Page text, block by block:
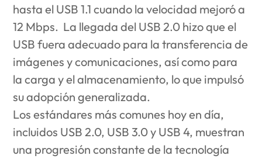
hasta el USB 1.1 cuando la velocidad mejoró a
12 Mbps. La llegada del USB 2.0 hizo que el
USB fuera adecuado para la transferencia de
imágenes y comunicaciones, así como para
la carga y el almacenamiento, lo que impulsó
su adopción generalizada.
Los estándares más comunes hoy en día,
incluidos USB 2.0, USB 3.0 y USB 4, muestran
una progresión constante de la tecnología